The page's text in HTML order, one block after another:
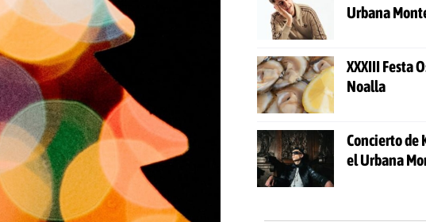
Urbana
XXXIII Festa
Noalla
Concierto de
el Urbana